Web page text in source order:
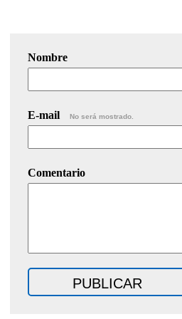
Nombre
E-mail No será mostrado.
Comentario